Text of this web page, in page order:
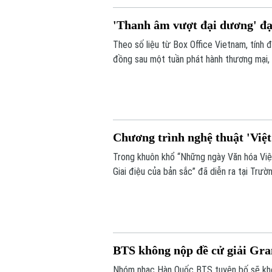
'Thanh âm vượt đại dương'
Theo số liệu từ Box Office Vietnam, tính
đồng sau một tuần phát hành thương
Chương trình nghệ thuật
Trong khuôn khổ “Những ngày Văn hóa
Giai điệu của bản sắc” đã diễn ra tại
BTS không nộp đề cử giải